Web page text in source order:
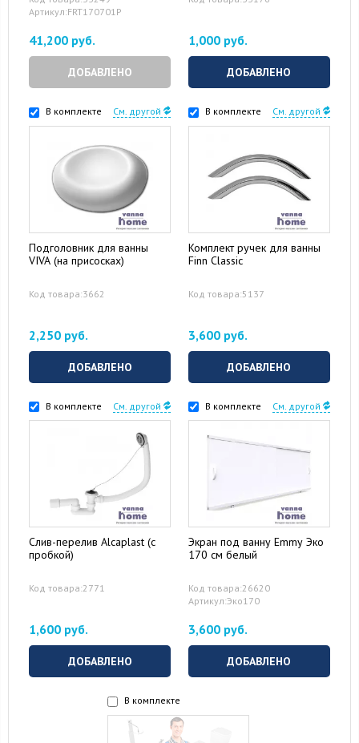
Артикул:FRT170701P
41,200 руб.
ДОБАВЛЕНО
1,000 руб.
ДОБАВЛЕНО
В комплекте См. другой
Подголовник для ванны
VIVA (на присосках)
Код товара:3662
2,250 руб.
ДОБАВЛЕНО
В комплекте См. другой
Комплект ручек для ванны
Finn Classic
Код товара:5137
3,600 руб.
ДОБАВЛЕНО
В комплекте См. другой
Слив-перелив Alcaplast (с
пробкой)
Код товара:2771
1,600 руб.
ДОБАВЛЕНО
В комплекте См. другой
Экран под ванну Emmy Эко
170 см белый
Код товара:26620
Артикул:Эко170
3,600 руб.
ДОБАВЛЕНО
В комплекте